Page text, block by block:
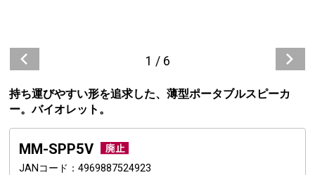
1 / 6
持ち運びやすい形を追求した、薄型ポータブルスピーカ
ー。バイオレット。
MM-SPP5V
JANコード
4969887524923